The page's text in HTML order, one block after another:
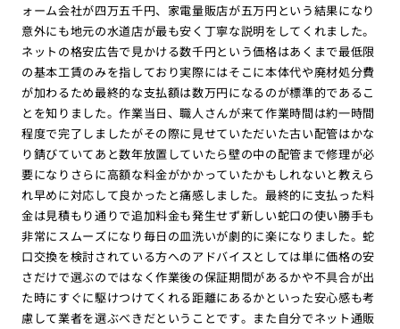
ォーム会社が四万五千円、家電量販店が五万円という結果になり
意外にも地元の水道店が最も安く丁寧な説明をしてくれました。
ネットの格安広告で見かける数千円という価格はあくまで最低限
の基本工賃のみを指しており実際にはそこに本体代や廃材処分費
が加わるため最終的な支払額は数万円になるのが標準的であるこ
とを知りました。作業当日、職人さんが来て作業時間は約一時間
程度で完了しましたがその際に見せていただいた古い配管はかな
り錆びていてあと数年放置していたら壁の中の配管まで修理が必
要になりさらに高額な料金がかかっていたかもしれないと教えら
れ早めに対応して良かったと痛感しました。最終的に支払った料
金は見積もり通りで追加料金も発生せず新しい蛇口の使い勝手も
非常にスムーズになり毎日の皿洗いが劇的に楽になりました。蛇
口交換を検討されている方へのアドバイスとしては単に価格の安
さだけで選ぶのではなく作業後の保証期間があるかや不具合が出
た時にすぐに駆けつけてくれる距離にあるかといった安心感も考
慮して業者を選ぶべきだということです。また自分でネット通販